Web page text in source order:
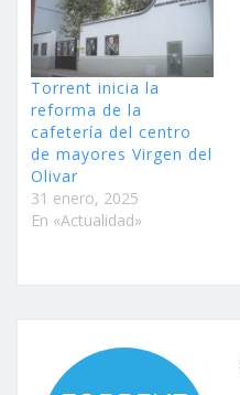
Torrent inicia la
reforma de la
cafetería del centro
de mayores Virgen del
Olivar
31 enero, 2025
En «Actualidad»